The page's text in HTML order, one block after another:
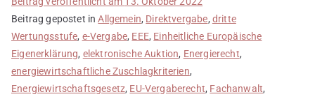
Beitrag gepostet inAllgemein, Direktvergabe, dritte
Wertungsstufe, e-Vergabe, EEE, Einheitliche Europäische
Eigenerklärung, elektronische Auktion, Energierecht,
energiewirtschaftliche Zuschlagkriterien,
Energiewirtschaftsgesetz, EU-Vergaberecht, Fachanwalt,